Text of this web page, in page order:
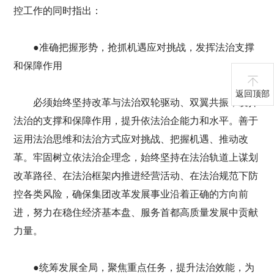
控工作的同时指出：
●准确把握形势，抢抓机遇应对挑战，发挥法治支撑
和保障作用
必须始终坚持改革与法治双轮驱动、双翼共振，发挥
法治的支撑和保障作用，提升依法治企能力和水平。善于
运用法治思维和法治方式应对挑战、把握机遇、推动改
革。牢固树立依法治企理念，始终坚持在法治轨道上谋划
改革路径、在法治框架内推进经营活动、在法治规范下防
控各类风险，确保集团改革发展事业沿着正确的方向前
进，努力在稳住经济基本盘、服务首都高质量发展中贡献
力量。
●统筹发展全局，聚焦重点任务，提升法治效能，为
返回顶部